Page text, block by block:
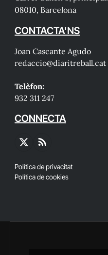
08010, Barcelona
CONTACTA'NS
Joan Cascante Agudo
redaccio@diaritreball.cat
Telèfon:
932 311 247
CONNECTA
X
RSS
Política de privacitat
Política de cookies